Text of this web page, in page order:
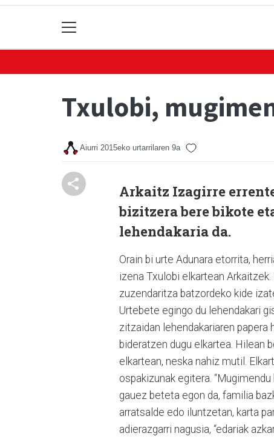
Txulobi,
Aiurri 2015eko urtarrilaren 9a
Arkaitz Izagirre
bizitzera bere bikote
lehendakaria da.
Orain bi urte Adunara etorrita,
izena Txulobi elkartean
zuzendaritza batzordeko kide
Urtebete egingo du lehendakari
zitzaidan lehendakariaren
bideratzen dugu elkartea. Hilean
elkartean, neska nahiz mutil.
ospakizunak egitera.
gauez beteta egon da, familia
arratsalde edo iluntzetan, karta
adierazgarri nagusia, “edariak